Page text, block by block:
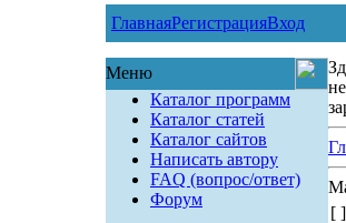
ГлавнаяРегистрацияВход
Меню
Каталог программ
Каталог статей
Каталог сайтов
Написать автору
FAQ (вопрос/ответ)
Форум
[ ]